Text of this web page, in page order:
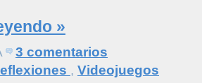
»
3 comentarios
, Videojuegos